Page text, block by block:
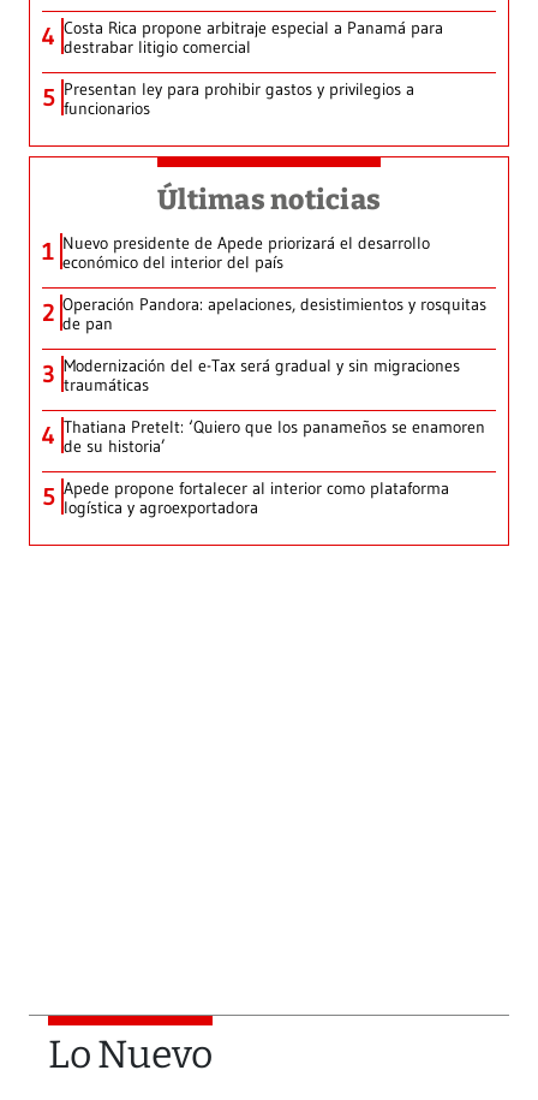
4 Costa Rica propone arbitraje especial a Panamá para
destrabar litigio comercial
5 Presentan ley para prohibir gastos y privilegios a
funcionarios
Últimas noticias
1 Nuevo presidente de Apede priorizará el desarrollo
económico del interior del país
2 Operación Pandora: apelaciones, desistimientos y rosquitas
de pan
3 Modernización del e-Tax será gradual y sin migraciones
traumáticas
4 Thatiana Pretelt: ‘Quiero que los panameños se enamoren
de su historia’
5 Apede propone fortalecer al interior como plataforma
logística y agroexportadora
Lo Nuevo